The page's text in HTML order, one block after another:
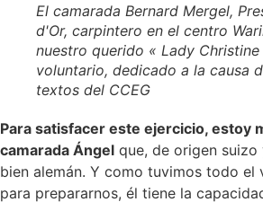
El camarada Bernard Mergel,
d'Or, carpintero en el centro
nuestro querido « Lady
voluntario, dedicado a la causa
textos del CCEG
Para satisfacer este ejercicio, estoy
camarada Ángel que, de origen
bien alemán. Y como tuvimos todo el
para prepararnos, él tiene la